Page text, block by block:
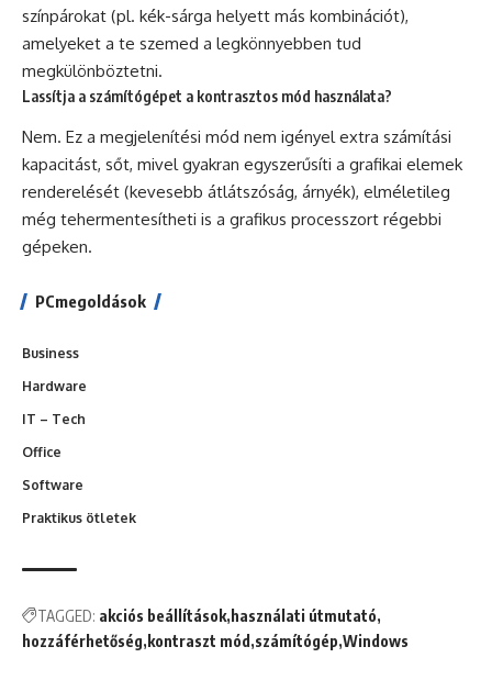
színpárokat (pl. kék-sárga helyett más kombinációt),
amelyeket a te szemed a legkönnyebben tud
megkülönböztetni.
Lassítja a számítógépet a kontrasztos mód használata?
Nem. Ez a megjelenítési mód nem igényel extra számítási
kapacitást, sőt, mivel gyakran egyszerűsíti a grafikai elemek
renderelését (kevesebb átlátszóság, árnyék), elméletileg
még tehermentesítheti is a grafikus processzort régebbi
gépeken.
PCmegoldások
Business
Hardware
IT – Tech
Office
Software
Praktikus ötletek
TAGGED: akciós beállítások használati útmutató
hozzáférhetőség kontraszt mód számítógép Windows